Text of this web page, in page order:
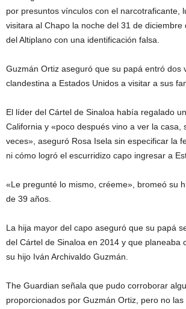
por presuntos vínculos con el narcotraficante,
visitara al Chapo la noche del 31 de diciembre
del Altiplano con una identificación falsa.
Guzmán Ortiz aseguró que su papá entró dos
clandestina a Estados Unidos a visitar a sus
El líder del Cártel de Sinaloa había regalado
California y «poco después vino a ver la casa,
veces», aseguró Rosa Isela sin especificar la
ni cómo logró el escurridizo capo ingresar a
«Le pregunté lo mismo, créeme», bromeó su
de 39 años.
La hija mayor del capo aseguró que su papá
del Cártel de Sinaloa en 2014 y que planeaba
su hijo Iván Archivaldo Guzmán.
The Guardian señala que pudo corroborar
proporcionados por Guzmán Ortiz, pero no